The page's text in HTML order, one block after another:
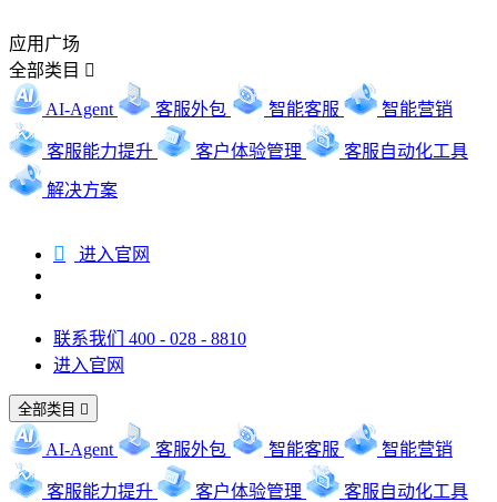
应用广场
全部类目 
AI-Agent 客服外包 智能客服 智能营销
客服能力提升 客户体验管理 客服自动化工具
解决方案
 进入官网
联系我们 400 - 028 - 8810
进入官网
全部类目 
AI-Agent 客服外包 智能客服 智能营销
客服能力提升 客户体验管理 客服自动化工具